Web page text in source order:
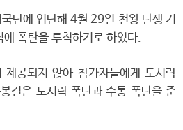
단에 입단해 4월 29일 천왕 탄생 기
폭탄을 투척하기로 하였다.
제공되지 않아 참가자들에게 도시락
길은 도시락 폭탄과 수통 폭탄을 준